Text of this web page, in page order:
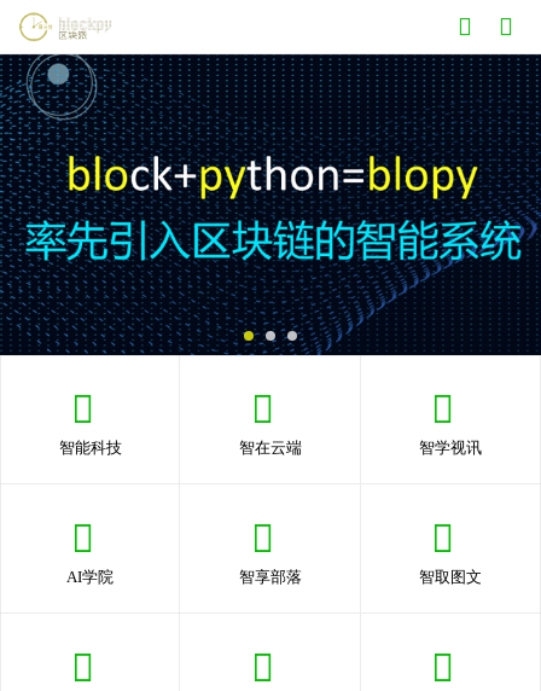
智能科技 智在云端 智学视讯
AI学院 智享部落 智取图文